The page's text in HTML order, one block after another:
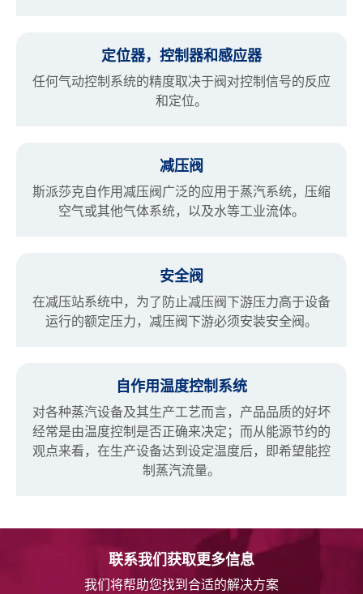
定位器，控制器和感应器
任何气动控制系统的精度取决于阀对控制信号的反应
和定位。
减压阀
斯派莎克自作用减压阀广泛的应用于蒸汽系统，压缩
空气或其他气体系统，以及水等工业流体。
安全阀
在减压站系统中，为了防止减压阀下游压力高于设备
运行的额定压力，减压阀下游必须安装安全阀。
自作用温度控制系统
对各种蒸汽设备及其生产工艺而言，产品品质的好坏
经常是由温度控制是否正确来决定；而从能源节约的
观点来看，在生产设备达到设定温度后，即希望能控
制蒸汽流量。
联系我们获取更多信息
我们将帮助您找到合适的解决方案